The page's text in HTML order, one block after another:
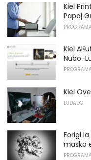
Kiel
Papaj
Kiel
Nubo-
Kiel
LUDADO
Forigi
masko